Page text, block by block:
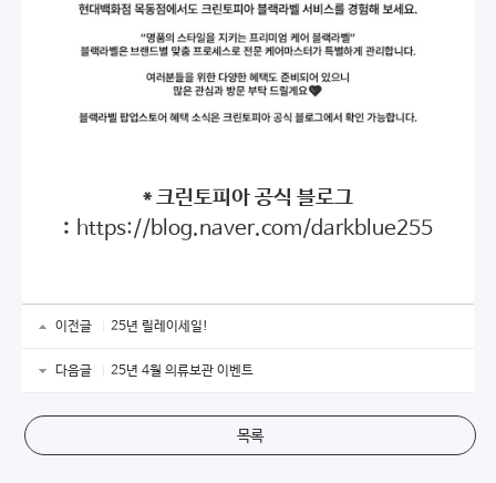
* 크린토피아 공식 블로그
: https://blog.naver.com/darkblue255
이전글 25년 릴레이세일!
다음글 25년 4월 의류보관 이벤트
목록